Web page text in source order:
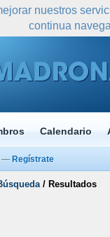
Calendario
— Regístrate
/ Resultados
nuestros
continua